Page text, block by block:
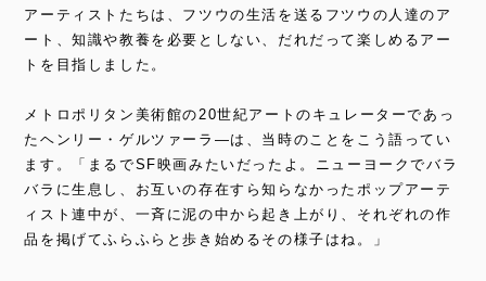
アーティストたちは、フツウの生活を送るフツウの人達のア
ート、知識や教養を必要としない、だれだって楽しめるアー
トを目指しました。
メトロポリタン美術館の20世紀アートのキュレーターであっ
たヘンリー・ゲルツァーラ―は、当時のことをこう語ってい
ます。「まるでSF映画みたいだったよ。ニューヨークでバラ
バラに生息し、お互いの存在すら知らなかったポップアーテ
ィスト連中が、一斉に泥の中から起き上がり、それぞれの作
品を掲げてふらふらと歩き始めるその様子はね。」